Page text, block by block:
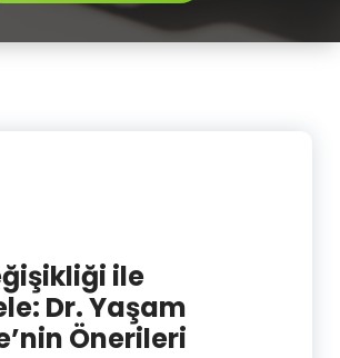
ile
Dr. Yaşam
Önerileri